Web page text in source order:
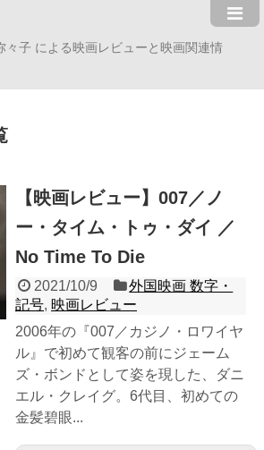
々子 による映画レビューと映画関連情
【映画レビュー】007／ノ
ー・タイム・トゥ・ダイ ／
No Time To Die
2021/10/9
外国映画 数字・
記号, 映画レビュー
2006年の『007／カジノ・ロワイヤ
ル』で初めて観客の前にジェーム
ズ・ボンドとして姿を現した、ダニ
エル・クレイグ。6代目、初めての
金髪碧眼...